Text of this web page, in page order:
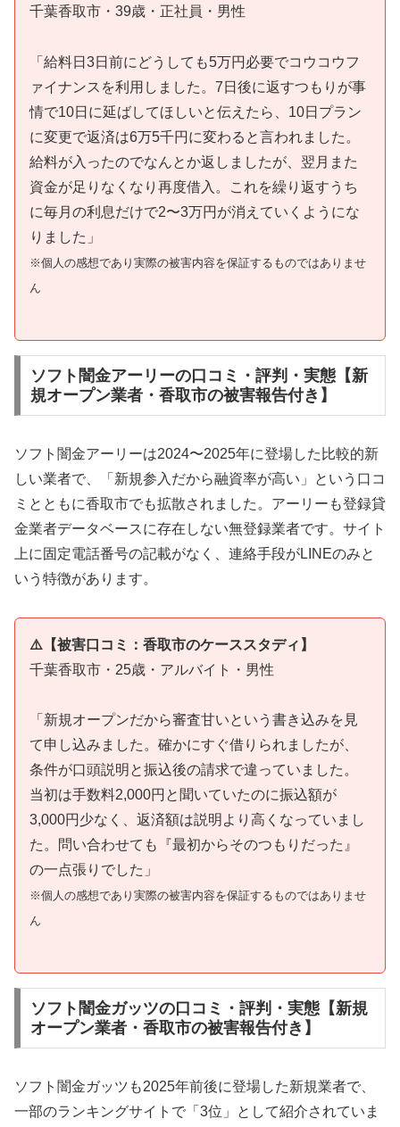
千葉香取市・39歳・正社員・男性
「給料日3日前にどうしても5万円必要でコウコウフ
ァイナンスを利用しました。7日後に返すつもりが事
情で10日に延ばしてほしいと伝えたら、10日プラン
に変更で返済は6万5千円に変わると言われました。
給料が入ったのでなんとか返しましたが、翌月また
資金が足りなくなり再度借入。これを繰り返すうち
に毎月の利息だけで2〜3万円が消えていくようにな
りました」
※個人の感想であり実際の被害内容を保証するものではありませ
ん
ソフト闇金アーリーの口コミ・評判・実態【新
規オープン業者・香取市の被害報告付き】
ソフト闇金アーリーは2024〜2025年に登場した比較的新
しい業者で、「新規参入だから融資率が高い」という口コ
ミとともに香取市でも拡散されました。アーリーも登録貸
金業者データベースに存在しない無登録業者です。サイト
上に固定電話番号の記載がなく、連絡手段がLINEのみと
いう特徴があります。
⚠️【被害口コミ：香取市のケーススタディ】
千葉香取市・25歳・アルバイト・男性
「新規オープンだから審査甘いという書き込みを見
て申し込みました。確かにすぐ借りられましたが、
条件が口頭説明と振込後の請求で違っていました。
当初は手数料2,000円と聞いていたのに振込額が
3,000円少なく、返済額は説明より高くなっていまし
た。問い合わせても『最初からそのつもりだった』
の一点張りでした」
※個人の感想であり実際の被害内容を保証するものではありませ
ん
ソフト闇金ガッツの口コミ・評判・実態【新規
オープン業者・香取市の被害報告付き】
ソフト闇金ガッツも2025年前後に登場した新規業者で、
一部のランキングサイトで「3位」として紹介されていま